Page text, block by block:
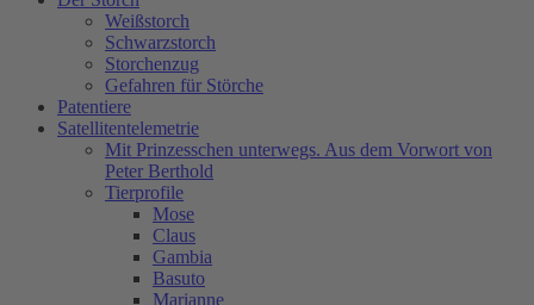
Weißstorch
Schwarzstorch
Storchenzug
Gefahren für Störche
Patentiere
Satellitentelemetrie
Mit Prinzesschen unterwegs. Aus dem Vorwort von
Peter Berthold
Tierprofile
Mose
Claus
Gambia
Basuto
Marianne